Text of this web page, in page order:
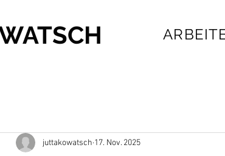
juttakowatsch 17. Nov. 2025